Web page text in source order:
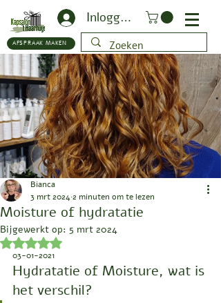
AFSPRAAK MAKEN
Inloggen
Moisture of hydratatie
Bianca
3 mrt 20242 minuten om te lezen
Bijgewerkt op: 5 mrt 2024
Beoordeeld met NaN uit 5 sterren.
03-01-2021
Hydratatie of Moisture, wat is
het verschil?